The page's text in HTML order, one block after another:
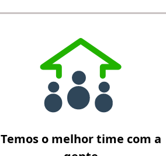
Temos o melhor time com a